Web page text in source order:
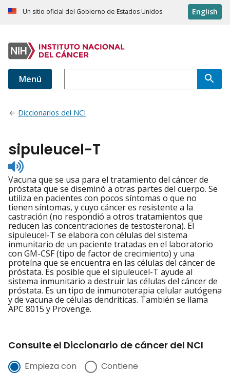
Un sitio oficial del Gobierno de Estados Unidos English
Menú
Diccionarios del NCI
sipuleucel-T
Listen
to
pronunciation
Vacuna que se usa para el tratamiento del cáncer de
próstata que se diseminó a otras partes del cuerpo. Se
utiliza en pacientes con pocos síntomas o que no
tienen síntomas, y cuyo cáncer es resistente a la
castración (no respondió a otros tratamientos que
reducen las concentraciones de testosterona). El
sipuleucel-T se elabora con células del sistema
inmunitario de un paciente tratadas en el laboratorio
con GM-CSF (tipo de factor de crecimiento) y una
proteína que se encuentra en las células del cáncer de
próstata. Es posible que el sipuleucel-T ayude al
sistema inmunitario a destruir las células del cáncer de
próstata. Es un tipo de inmunoterapia celular autógena
y de vacuna de células dendríticas. También se llama
APC 8015 y Provenge.
Consulte el Diccionario de cáncer del NCI
Empieza con Contiene